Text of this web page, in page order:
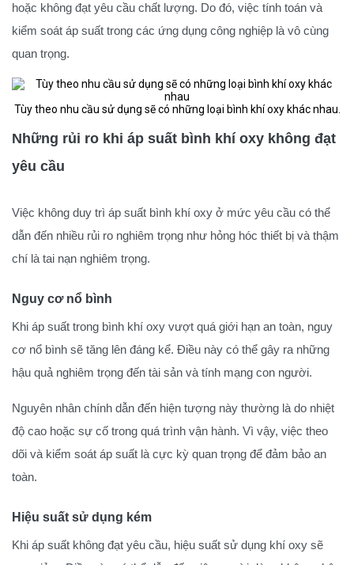
hoặc không đạt yêu cầu chất lượng. Do đó, việc tính toán và
kiểm soát áp suất trong các ứng dụng công nghiệp là vô cùng
quan trọng.
Tùy theo nhu cầu sử dụng sẽ có những loại bình khí oxy khác nhau.
Những rủi ro khi áp suất bình khí oxy không đạt
yêu cầu
Việc không duy trì áp suất bình khí oxy ở mức yêu cầu có thể
dẫn đến nhiều rủi ro nghiêm trọng như hỏng hóc thiết bị và thậm
chí là tai nạn nghiêm trọng.
Nguy cơ nổ bình
Khi áp suất trong bình khí oxy vượt quá giới hạn an toàn, nguy
cơ nổ bình sẽ tăng lên đáng kể. Điều này có thể gây ra những
hậu quả nghiêm trọng đến tài sản và tính mạng con người.
Nguyên nhân chính dẫn đến hiện tượng này thường là do nhiệt
độ cao hoặc sự cố trong quá trình vận hành. Vì vậy, việc theo
dõi và kiểm soát áp suất là cực kỳ quan trọng để đảm bảo an
toàn.
Hiệu suất sử dụng kém
Khi áp suất không đạt yêu cầu, hiệu suất sử dụng khí oxy sẽ